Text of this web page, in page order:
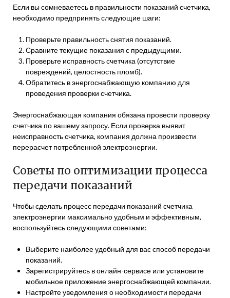
Если вы сомневаетесь в правильности показаний счетчика,
необходимо предпринять следующие шаги:
Проверьте правильность снятия показаний.
Сравните текущие показания с предыдущими.
Проверьте исправность счетчика (отсутствие
повреждений, целостность пломб).
Обратитесь в энергоснабжающую компанию для
проведения проверки счетчика.
Энергоснабжающая компания обязана провести проверку
счетчика по вашему запросу. Если проверка выявит
неисправность счетчика, компания должна произвести
перерасчет потребленной электроэнергии.
Советы по оптимизации процесса
передачи показаний
Чтобы сделать процесс передачи показаний счетчика
электроэнергии максимально удобным и эффективным,
воспользуйтесь следующими советами:
Выберите наиболее удобный для вас способ передачи
показаний.
Зарегистрируйтесь в онлайн-сервисе или установите
мобильное приложение энергоснабжающей компании.
Настройте уведомления о необходимости передачи